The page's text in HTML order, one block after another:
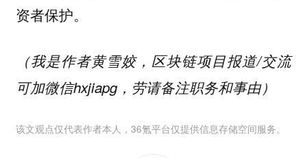
资者保护。
（我是作者黄雪姣，区块链项目报道/交流
可加微信hxjiapg，劳请备注职务和事由）
该文观点仅代表作者本人，36氪平台仅提供信息存储空间服务。